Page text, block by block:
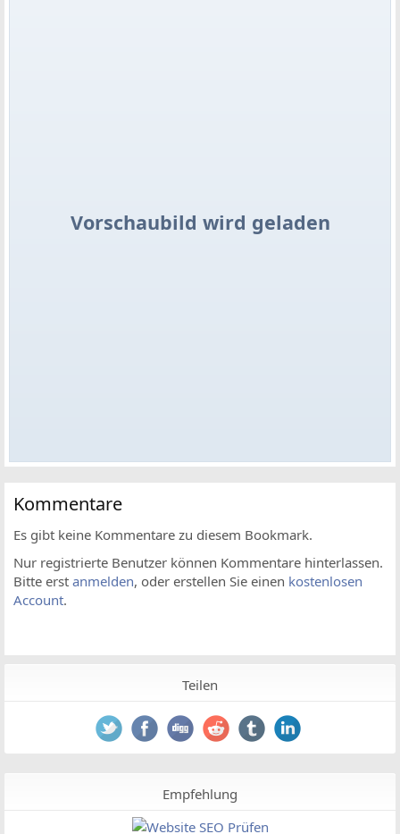
Vorschaubild wird geladen
Kommentare
Es gibt keine Kommentare zu diesem Bookmark.
Nur registrierte Benutzer können Kommentare hinterlassen.
Bitte erst anmelden, oder erstellen Sie einen kostenlosen
Account.
Teilen
Empfehlung